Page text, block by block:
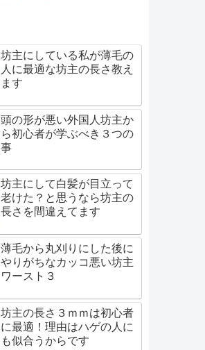
坊主にしている私が薄毛の
人に最適な坊主の長さ教え
ます
頭の形が悪い外国人坊主か
ら初心者が学ぶべき３つの
事
坊主にして白髪が目立って
老けた？と思うなら坊主の
長さを間違えてます
薄毛から丸刈りにした後に
やりがちなカッコ悪い坊主
ワースト３
坊主の長さ３ｍｍは初心者
に最適！理由はハゲの人に
も似合うからです